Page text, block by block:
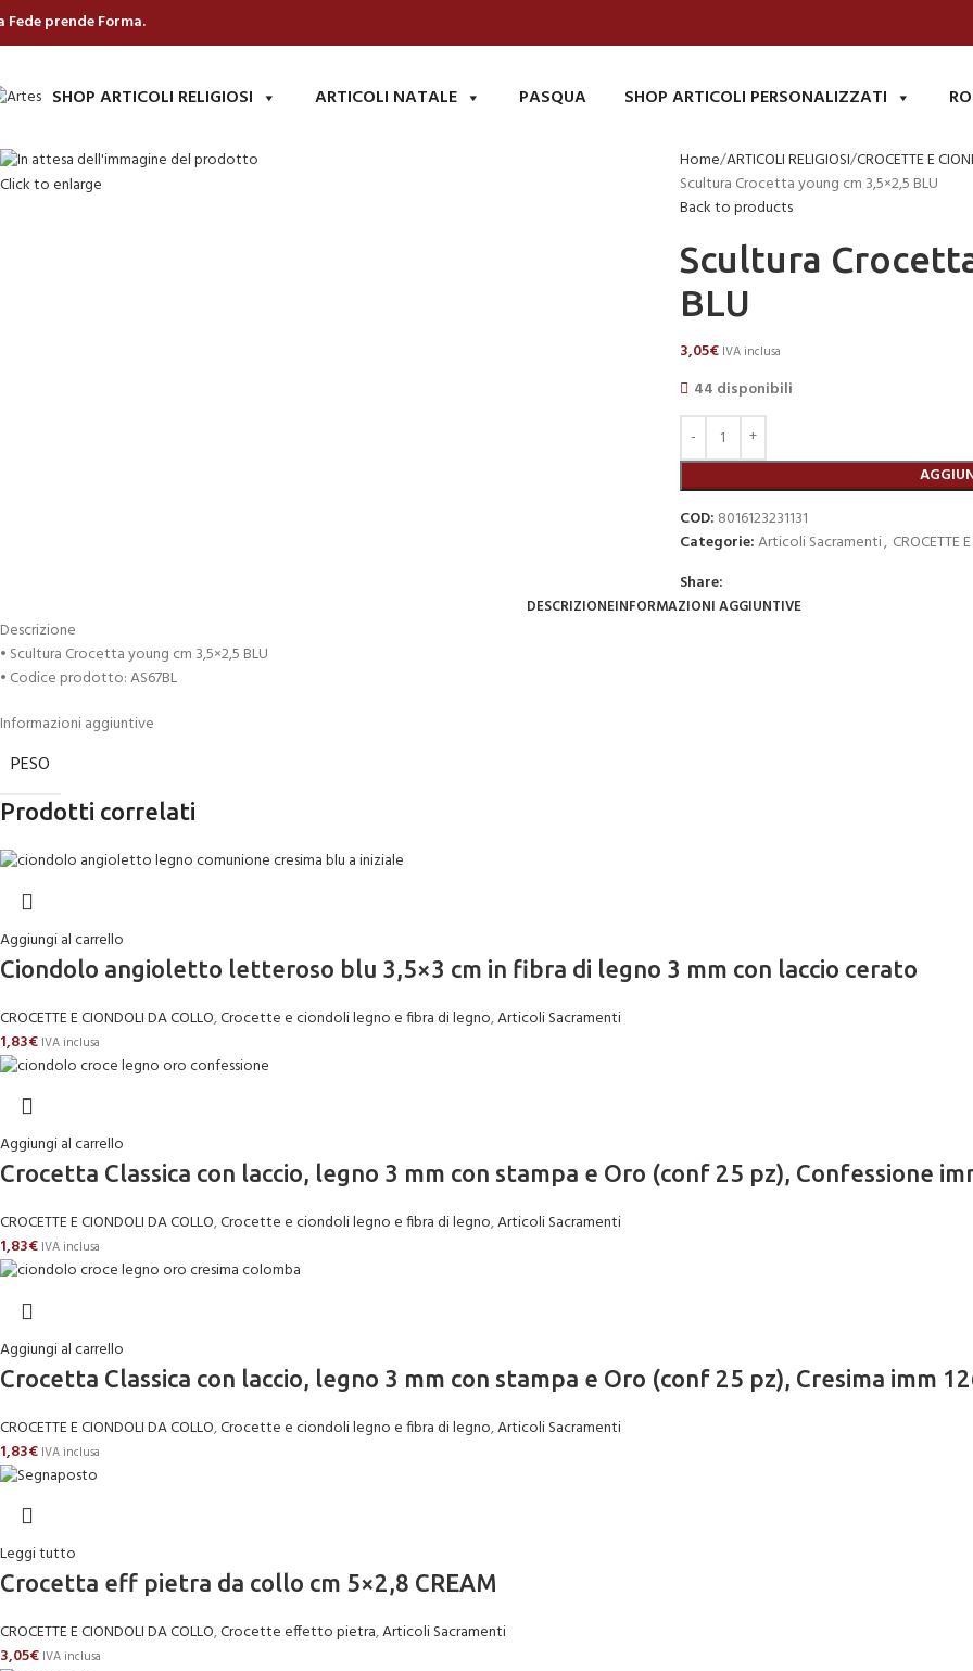
Fede prende Forma.
SHOP ARTICOLI RELIGIOSI ARTICOLI NATALE PASQUA SHOP ARTICOLI PERSONALIZZATI
Click to enlarge
Home ARTICOLI RELIGIOSI CROCETTE E
Scultura Crocetta young cm 3,5×2,5 BLU
Back to products
Scultura
BLU
3,05€ IVA inclusa
44 disponibili
COD: 8016123231131
Categorie:Articoli Sacramenti, CROCETTE
Share:
DESCRIZIONEINFORMAZIONI AGGIUNTIVE
Descrizione
• Scultura Crocetta young cm 3,5×2,5 BLU
• Codice prodotto: AS67BL
Informazioni aggiuntive
PESO
Prodotti correlati
Aggiungi al carrello
Ciondolo angioletto letteroso blu 3,5×3 cm in fibra di legno 3 mm con laccio cerato
CROCETTE E CIONDOLI DA COLLO,Crocette e ciondoli legno e fibra di legno,Articoli Sacramenti
1,83€ IVA inclusa
Aggiungi al carrello
Crocetta Classica con laccio, legno 3 mm con stampa e Oro (conf 25 pz), Confessione
CROCETTE E CIONDOLI DA COLLO,Crocette e ciondoli legno e fibra di legno,Articoli Sacramenti
1,83€ IVA inclusa
Aggiungi al carrello
Crocetta Classica con laccio, legno 3 mm con stampa e Oro (conf 25 pz), Cresima imm
CROCETTE E CIONDOLI DA COLLO,Crocette e ciondoli legno e fibra di legno,Articoli Sacramenti
1,83€ IVA inclusa
Leggi tutto
Crocetta eff pietra da collo cm 5×2,8 CREAM
CROCETTE E CIONDOLI DA COLLO,Crocette effetto pietra,Articoli Sacramenti
3,05€ IVA inclusa